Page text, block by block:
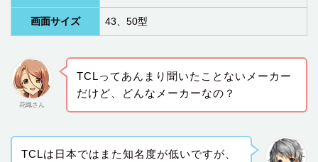
画面サイズ 43、50型
花織さん
TCLってあんまり聞いたことないメーカー
だけど、どんなメーカーなの？
TCLは日本ではまた知名度が低いですが、